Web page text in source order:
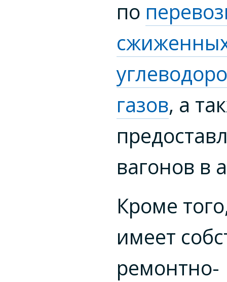
по
газов, а
вагонов в
Кроме
имеет
ремонтно-